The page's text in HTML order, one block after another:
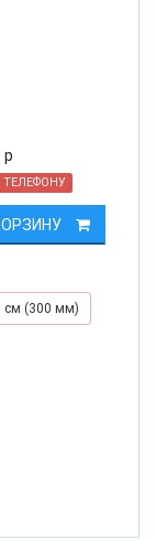
р
см (300 мм)